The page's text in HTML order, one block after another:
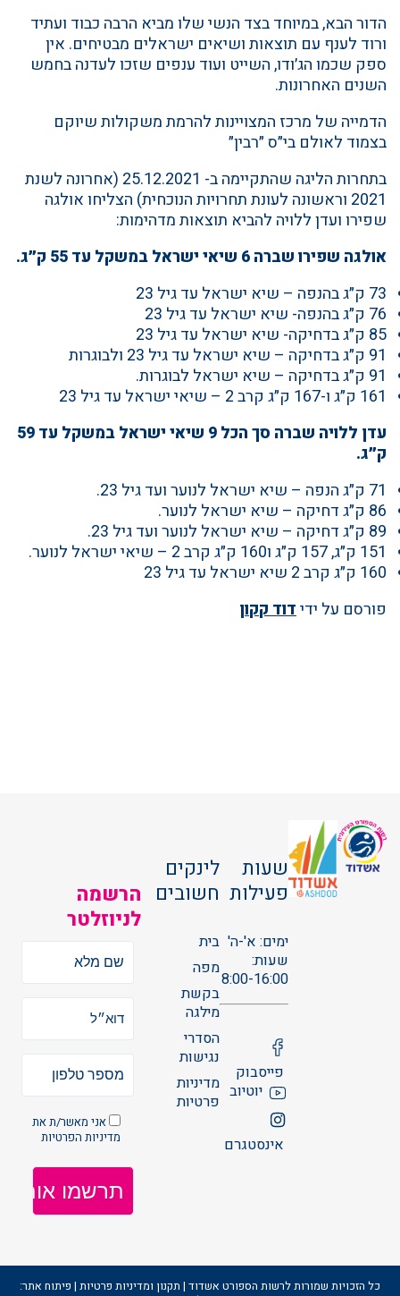
הדור הבא, במיוחד בצד הנשי שלו מביא הרבה כבוד ועתיד
ורוד לענף עם תוצאות ושיאים ישראלים מבטיחים. אין
ספק שכמו הג׳ודו, השייט ועוד ענפים שזכו לעדנה בחמש
השנים האחרונות.
הדמייה של מרכז המצויינות להרמת משקולות שיוקם
בצמוד לאולם בי״ס ״רבין״
בתחרות הליגה שהתקיימה ב- 25.12.2021 (אחרונה לשנת
2021 וראשונה לעונת תחרויות הנוכחית) הצליחו אולגה
שפירו ועדן ללויה להביא תוצאות מדהימות:
אולגה שפירו שברה 6 שיאי ישראל במשקל עד 55 ק״ג.
73 ק״ג בהנפה – שיא ישראל עד גיל 23
76 ק״ג בהנפה- שיא ישראל עד גיל 23
85 ק״ג בדחיקה- שיא ישראל עד גיל 23
91 ק״ג בדחיקה – שיא ישראל עד גיל 23 ולבוגרות
91 ק״ג בדחיקה – שיא ישראל לבוגרות.
161 ק״ג ו-167 ק״ג קרב 2 – שיאי ישראל עד גיל 23
עדן ללויה שברה סך הכל 9 שיאי ישראל במשקל עד 59
ק״ג.
71 ק״ג הנפה – שיא ישראל לנוער ועד גיל 23.
86 ק״ג דחיקה – שיא ישראל לנוער.
89 ק״ג דחיקה – שיא ישראל לנוער ועד גיל 23.
151 ק״ג, 157 ק״ג ו160 ק״ג קרב 2 – שיאי ישראל לנוער.
160 ק״ג קרב 2 שיא ישראל עד גיל 23
פורסם על ידידוד קקון
שעות
פעילות
ימים: א'-ה'
שעות:
8:00-16:00
פייסבוק
יוטיוב
אינסטגרם
לינקים
חשובים
בית
מפה
בקשת
מילגה
הסדרי
נגישות
מדיניות
פרטיות
הרשמה
לניוזלטר
אני מאשר/ת את
מדיניות הפרטיות
כל הזכויות שמורות לרשות הספורט אשדוד | תקנון ומדיניות פרטיות | פיתוח אתר: